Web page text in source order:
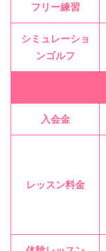
フリー練習
シミュレーショ
ンゴルフ
入会金
レッスン料金